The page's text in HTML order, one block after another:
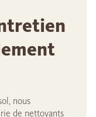
nous
de nettoyants